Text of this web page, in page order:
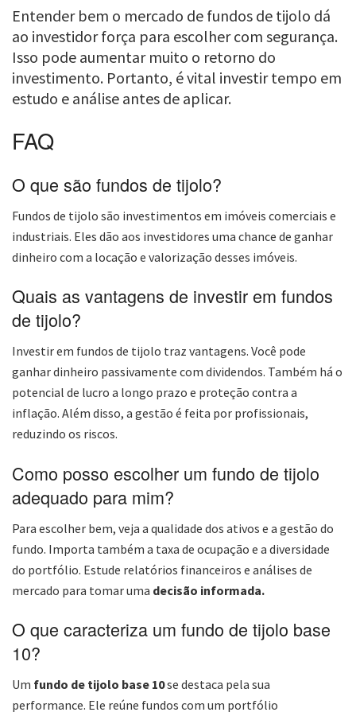
Entender bem o mercado de fundos de tijolo dá
ao investidor força para escolher com segurança.
Isso pode aumentar muito o retorno do
investimento. Portanto, é vital investir tempo em
estudo e análise antes de aplicar.
FAQ
O que são fundos de tijolo?
Fundos de tijolo são investimentos em imóveis comerciais e
industriais. Eles dão aos investidores uma chance de ganhar
dinheiro com a locação e valorização desses imóveis.
Quais as vantagens de investir em fundos
de tijolo?
Investir em fundos de tijolo traz vantagens. Você pode
ganhar dinheiro passivamente com dividendos. Também há o
potencial de lucro a longo prazo e proteção contra a
inflação. Além disso, a gestão é feita por profissionais,
reduzindo os riscos.
Como posso escolher um fundo de tijolo
adequado para mim?
Para escolher bem, veja a qualidade dos ativos e a gestão do
fundo. Importa também a taxa de ocupação e a diversidade
do portfólio. Estude relatórios financeiros e análises de
mercado para tomar uma decisão informada.
O que caracteriza um fundo de tijolo base
10?
Um fundo de tijolo base 10se destaca pela sua
performance. Ele reúne fundos com um portfólio